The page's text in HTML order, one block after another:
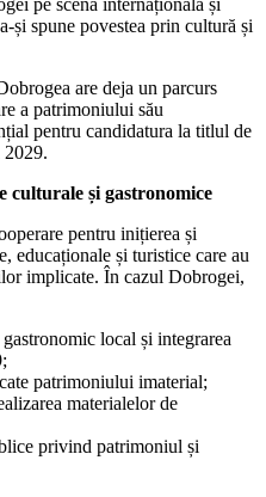
pe scena internațională și
și spune povestea prin cultură și
are deja un parcurs
a patrimoniului său
pentru candidatura la titlul de
2029.
culturale și gastronomice
pentru inițierea și
educaționale și turistice care au
implicate. În cazul Dobrogei,
local și integrarea
patrimoniului imaterial;
materialelor de
privind patrimoniul și